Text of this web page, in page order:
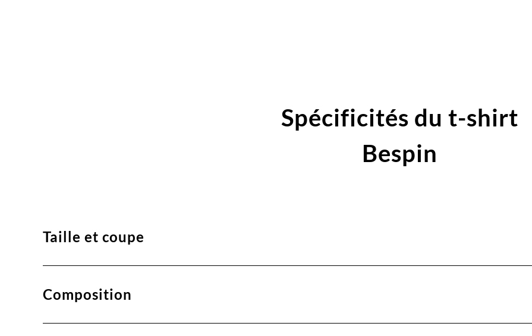
Spécificités du t-shirt
Bespin
Taille et coupe
Composition